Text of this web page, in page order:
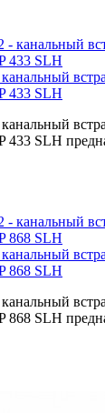
433 SLH
433 SLH
868 SLH
868 SLH